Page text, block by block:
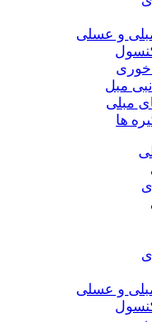
و عسلی
خوری
مبل
مبلی
ها
و عسلی